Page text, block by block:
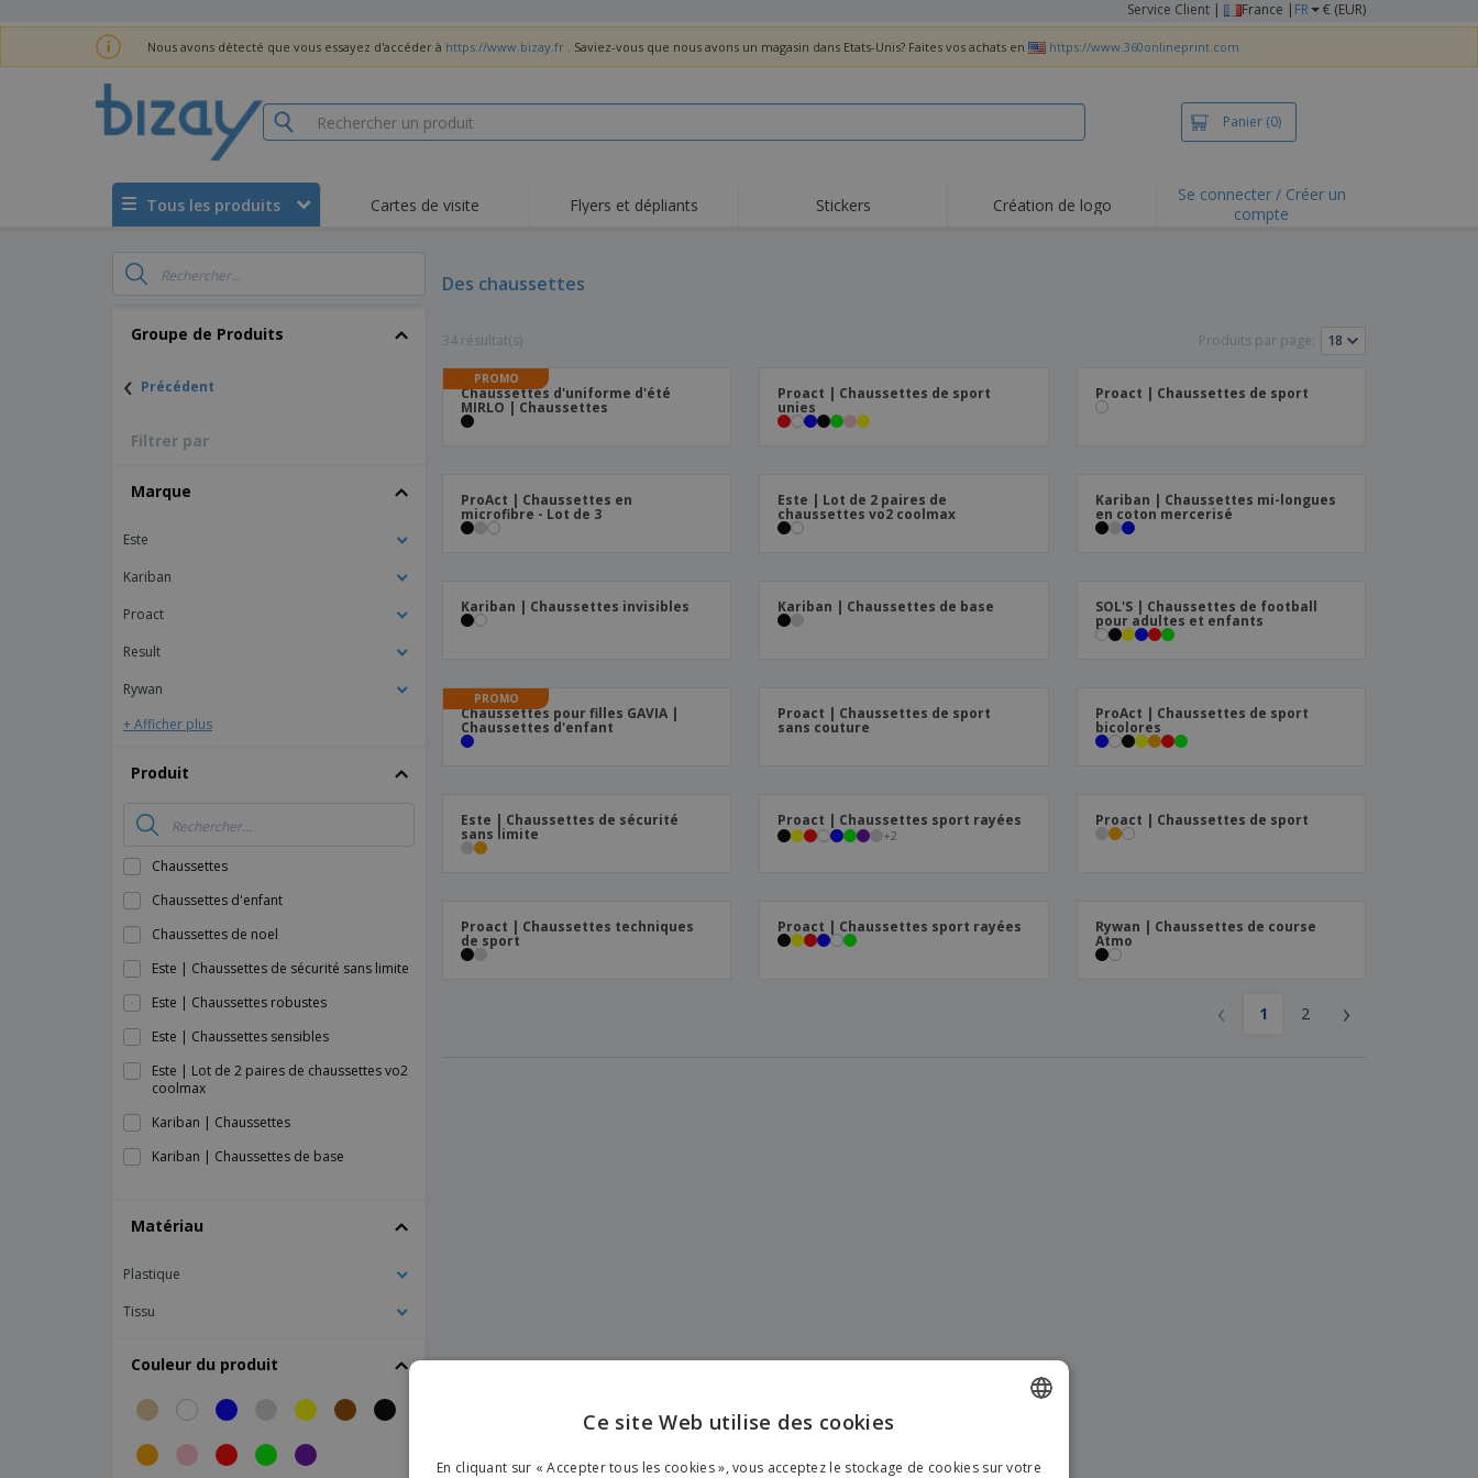
Service Client | France | FR € (EUR)
Nous avons détecté que vous essayez d'accéder à https://www.bizay.fr . Saviez-vous que nous avons un magasin dans Etats-Unis? Faites vos achats en https://www.360onlineprint.com
Panier (0)
Tous les produits Cartes de visite Flyers et dépliants Stickers Création de logo
Se connecter / Créer un
compte
Groupe de Produits
‹ Précédent
Filtrer par
Marque
Este
Kariban
Proact
Result
Rywan
+ Afficher plus
Produit
Chaussettes
Chaussettes d'enfant
Chaussettes de noel
Este | Chaussettes de sécurité sans limite
Este | Chaussettes robustes
Este | Chaussettes sensibles
Este | Lot de 2 paires de chaussettes vo2
coolmax
Kariban | Chaussettes
Kariban | Chaussettes de base
Kariban | Chaussettes mi-longues en
ProAct | Chaussettes de sport bicolores
ProAct | Chaussettes en microfibre - Lot
Proact | Chaussettes de sport
Proact | Chaussettes de sport en
bambou
Proact | Chaussettes de sport sans
couture
Matériau
Plastique
Tissu
Couleur du produit
Des chaussettes
34 résultat(s) Produits par page:
PROMO
Chaussettes d'uniforme d'été
MIRLO | Chaussettes
Proact | Chaussettes de sport
unies
Proact | Chaussettes de sport
ProAct | Chaussettes en
microfibre - Lot de 3
Este | Lot de 2 paires de
chaussettes vo2 coolmax
Kariban | Chaussettes mi-longues
en coton mercerisé
Kariban | Chaussettes invisibles Kariban | Chaussettes de base SOL'S | Chaussettes de football
pour adultes et enfants
PROMO
Chaussettes pour filles GAVIA |
Chaussettes d'enfant
Proact | Chaussettes de sport
sans couture
ProAct | Chaussettes de sport
bicolores
Este | Chaussettes de sécurité
sans limite
Proact | Chaussettes sport rayées
+2
Proact | Chaussettes de sport
Proact | Chaussettes techniques
de sport
Proact | Chaussettes sport rayées Rywan | Chaussettes de course
Atmo
‹ 1 2 ›
Ce site Web utilise des cookies
En cliquant sur « Accepter tous les cookies », vous acceptez le stockage de cookies sur votre